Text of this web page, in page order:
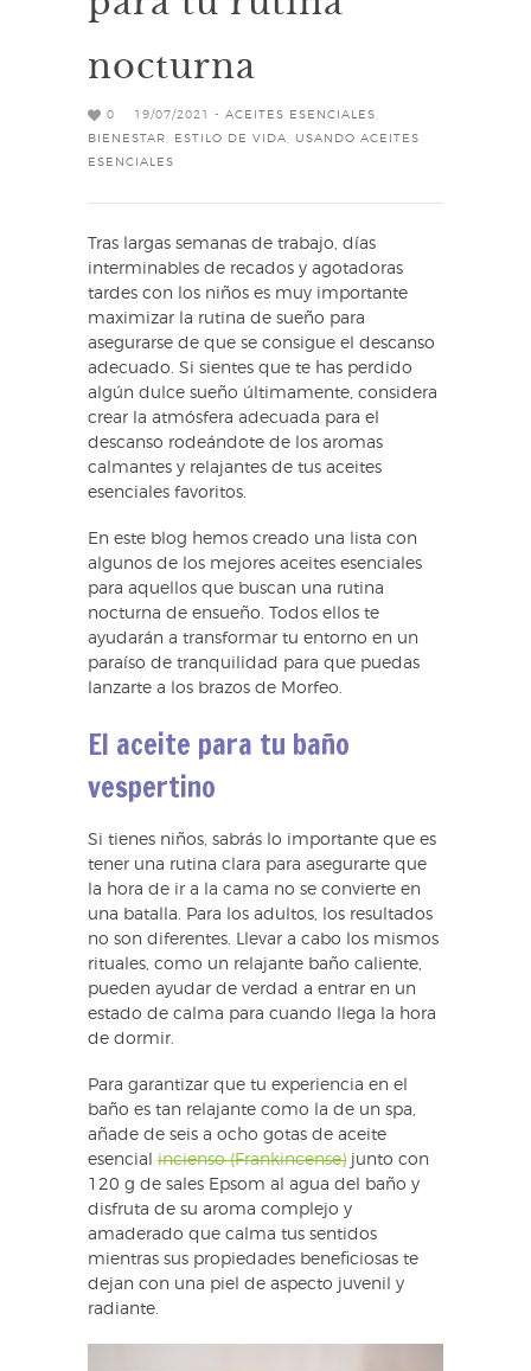
nocturna
0 19/07/2021 - ACEITES ESENCIALES
BIENESTAR
ESTILO DE VIDA
USANDO ACEITES
ESENCIALES
Tras largas semanas de trabajo, días
interminables de recados y agotadoras
tardes con los niños es muy importante
maximizar la rutina de sueño para
asegurarse de que se consigue el descanso
adecuado. Si sientes que te has perdido
algún dulce sueño últimamente, considera
crear la atmósfera adecuada para el
descanso rodeándote de los aromas
calmantes y relajantes de tus aceites
esenciales favoritos.
En este blog hemos creado una lista con
algunos de los mejores aceites esenciales
para aquellos que buscan una rutina
nocturna de ensueño. Todos ellos te
ayudarán a transformar tu entorno en un
paraíso de tranquilidad para que puedas
lanzarte a los brazos de Morfeo.
El aceite para tu baño
vespertino
Si tienes niños, sabrás lo importante que es
tener una rutina clara para asegurarte que
la hora de ir a la cama no se convierte en
una batalla. Para los adultos, los resultados
no son diferentes. Llevar a cabo los mismos
rituales, como un relajante baño caliente,
pueden ayudar de verdad a entrar en un
estado de calma para cuando llega la hora
de dormir.
Para garantizar que tu experiencia en el
baño es tan relajante como la de un spa,
añade de seis a ocho gotas de aceite
esencial incienso (Frankincense) junto con
120 g de sales Epsom al agua del baño y
disfruta de su aroma complejo y
amaderado que calma tus sentidos
mientras sus propiedades beneficiosas te
dejan con una piel de aspecto juvenil y
radiante.